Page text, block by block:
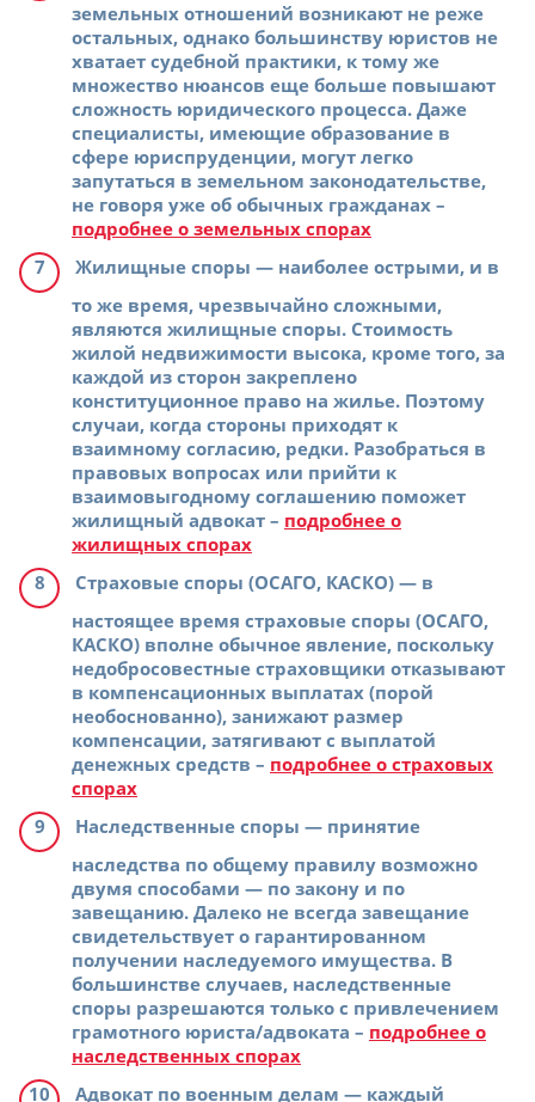
земельных отношений возникают не реже
остальных, однако большинству юристов не
хватает судебной практики, к тому же
множество нюансов еще больше повышают
сложность юридического процесса. Даже
специалисты, имеющие образование в
сфере юриспруденции, могут легко
запутаться в земельном законодательстве,
не говоря уже об обычных гражданах –
подробнее о земельных спорах
Жилищные споры — наиболее острыми, и в
то же время, чрезвычайно сложными,
являются жилищные споры. Стоимость
жилой недвижимости высока, кроме того, за
каждой из сторон закреплено
конституционное право на жилье. Поэтому
случаи, когда стороны приходят к
взаимному согласию, редки. Разобраться в
правовых вопросах или прийти к
взаимовыгодному соглашению поможет
жилищный адвокат – подробнее о
жилищных спорах
Страховые споры (ОСАГО, КАСКО) — в
настоящее время страховые споры (ОСАГО,
КАСКО) вполне обычное явление, поскольку
недобросовестные страховщики отказывают
в компенсационных выплатах (порой
необоснованно), занижают размер
компенсации, затягивают с выплатой
денежных средств – подробнее о страховых
спорах
Наследственные споры — принятие
наследства по общему правилу возможно
двумя способами — по закону и по
завещанию. Далеко не всегда завещание
свидетельствует о гарантированном
получении наследуемого имущества. В
большинстве случаев, наследственные
споры разрешаются только с привлечением
грамотного юриста/адвоката – подробнее о
наследственных спорах
Адвокат по военным делам — каждый